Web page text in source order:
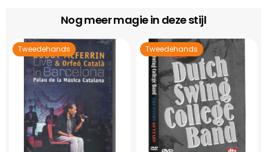
Nog meer magie in deze stijl
Tweedehands Tweedehands